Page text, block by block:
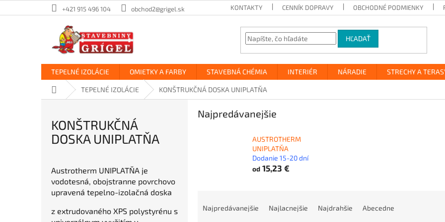
na
+421 915 496 104 obchod2@grigel.sk KONTAKTY CENNÍK DOPRAVY OBCHODNÉ PODMIENKY
HĽADAŤ
TEPELNÉ IZOLÁCIE OMIETKY A FARBY STAVEBNÁ CHÉMIA INTERIÉR NÁRADIE STRECHY A
DomovTEPELNÉ IZOLÁCIE KONŠTRUKČNÁ DOSKA UNIPLATŇA
KONŠTRUKČNÁ
DOSKA UNIPLATŇA
Austrotherm UNIPLATŇA je
vodotesná, obojstranne povrchovo
upravená tepelno-izolačná doska
z extrudovaného XPS polystyrénu s
Najpredávanejšie
AUSTROTHERM
UNIPLATŇA
Dodanie 15-20 dní
od 15,23 €
Najpredávanejšie Najlacnejšie Najdrahšie Abecedne